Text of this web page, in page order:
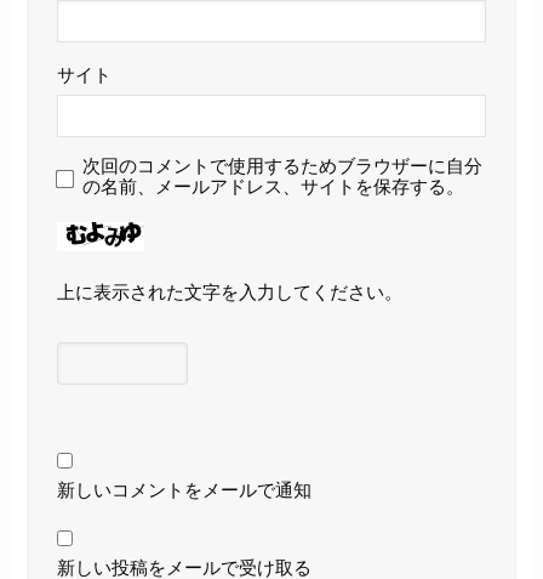
サイト
次回のコメントで使用するためブラウザーに自分
の名前、メールアドレス、サイトを保存する。
上に表示された文字を入力してください。
新しいコメントをメールで通知
新しい投稿をメールで受け取る